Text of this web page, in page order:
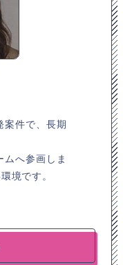
案件で、長期
へ参画しま
境です。